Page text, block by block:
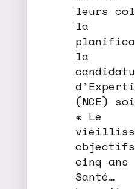
leurs
la
la
(NCE)
« Le
cinq ans
Santé…